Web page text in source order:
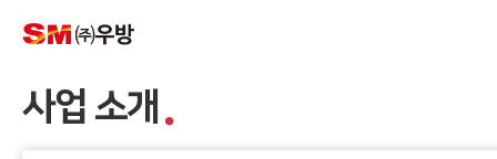
사업 소개